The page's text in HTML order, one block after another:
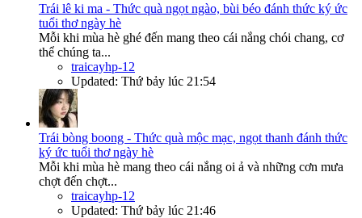
Trái lê ki ma - Thức quà ngọt ngào, bùi béo đánh thức ký ức
tuổi thơ ngày hè
Mỗi khi mùa hè ghé đến mang theo cái nắng chói chang, cơ
thể chúng ta...
traicayhp-12
Updated: Thứ bảy lúc 21:54
Trái bòng boong - Thức quà mộc mạc, ngọt thanh đánh thức
ký ức tuổi thơ ngày hè
Mỗi khi mùa hè mang theo cái nắng oi ả và những cơn mưa
chợt đến chợt...
traicayhp-12
Updated: Thứ bảy lúc 21:46